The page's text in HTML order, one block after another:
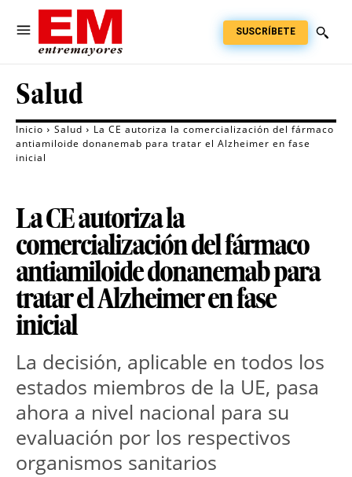
SUSCRÍBETE
Salud
Inicio Salud
La CE autoriza la comercialización del fármaco
antiamiloide donanemab para tratar el Alzheimer en fase
inicial
La CE autoriza la
comercialización del fármaco
antiamiloide donanemab para
tratar el Alzheimer en fase
inicial
La decisión, aplicable en todos los
estados miembros de la UE, pasa
ahora a nivel nacional para su
evaluación por los respectivos
organismos sanitarios